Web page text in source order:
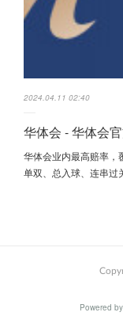
2024.04.11 02:40
华体会 - 华体会
华体会业内最高赔率，
单双、总入球、连串
Powered by